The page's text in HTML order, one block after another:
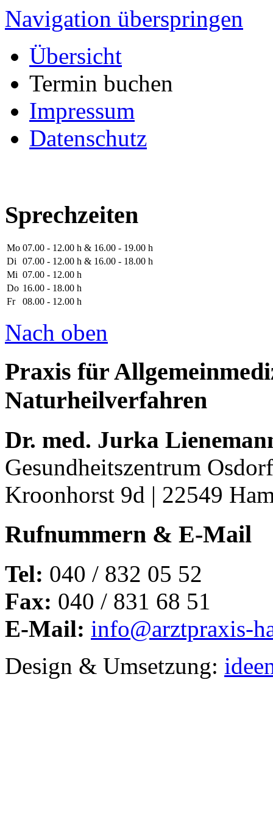
Navigation überspringen
Übersicht
Termin buchen
Impressum
Datenschutz
Sprechzeiten
Mo 07.00 - 12.00 h & 16.00 - 19.00 h
Di
07.00 - 12.00 h & 16.00 - 18.00 h
Mi 07.00 - 12.00 h
Do 16.00 - 18.00 h
Fr
08.00 - 12.00 h
Nach oben
Praxis für
Naturheilverfahren
Dr. med. Jurka
Gesundheitszentrum
Kroonhorst 9d | 22549
Rufnummern & E-Mail
Tel: 040 / 832 05 52
Fax: 040 / 831 68 51
E-Mail: info@arztpraxis-
Design & Umsetzung: